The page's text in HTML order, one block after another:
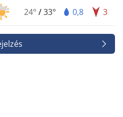
24° /33° 0,8 3